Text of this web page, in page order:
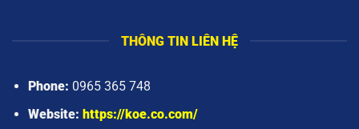
THÔNG TIN LIÊN HỆ
Phone: 0965 365 748
Website: https://koe.co.com/